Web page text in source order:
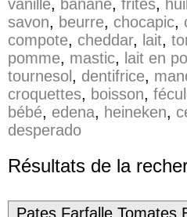
vanille, banane, frites,
savon, beurre, chocapic,
compote, cheddar, lait,
pomme, mastic, lait en
tournesol , dentifrice,
croquettes, boisson,
bébé, edena, heineken,
desperado
Résultats de la
Pates Farfalle Tomates